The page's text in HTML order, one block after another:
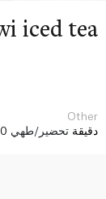
iced tea
Other
10 دقيقة تحضير/طهي